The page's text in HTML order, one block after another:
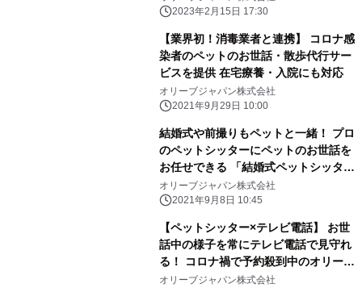
2023年2月15日 17:30
【業界初！消毒業者と連携】 コロナ感
染者のペットのお世話・散歩代行サー
ビスを提供 在宅療養・入院にも対応
オリーブジャパン株式会社
2021年9月29日 10:00
結婚式や前撮りもペットと一緒！ プロ
のペットシッターにペットのお世話を
お任せできる 「結婚式ペットシッター
プラン」が登場！
オリーブジャパン株式会社
2021年9月8日 10:45
【ペットシッター×テレビ電話】 お世
話中の様子を常にテレビ電話で見守れ
る！ コロナ禍で予約殺到中のオリーブ
シッターが 新サービス「テレミル」を
オリーブジャパン株式会社